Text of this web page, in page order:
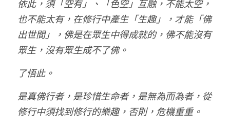
依此，須「空有」、「色空」互融，不能太空，
也不能太有，在修行中產生「生趣」，才能「佛
出世間」，佛是在眾生中得成就的，佛不能沒有
眾生，沒有眾生成不了佛。
了悟此。
是真佛行者，是珍惜生命者，是無為而為者，從
修行中須找到修行的樂趣，否則，危機重重。